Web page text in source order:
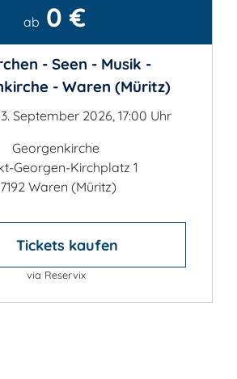
ab 0 €
- Seen - Musik -
- Waren (Müritz)
September 2026, 17:00 Uhr
Georgenkirche
Georgen-Kirchplatz 1
Waren (Müritz)
Tickets kaufen
via Reservix